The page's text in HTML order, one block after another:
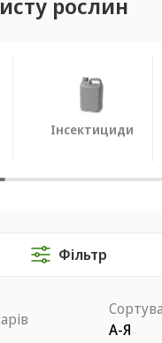
Інсектициди
Фільтр
А-Я